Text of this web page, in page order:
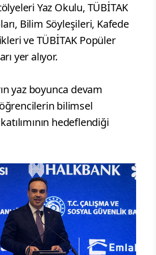
Yaz Okulu, TÜBİTAK
Bilim Söyleşileri, Kafede
ve TÜBİTAK Popüler
yer alıyor.
yaz boyunca devam
bilimsel
hedeflendiği